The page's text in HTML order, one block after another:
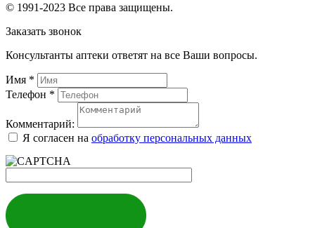
© 1991-2023 Все права защищены.
Заказать звонок
Консультанты аптеки ответят на все Ваши вопросы.
Имя *
Телефон *
Комментарий:
Я согласен на обработку персональных данных